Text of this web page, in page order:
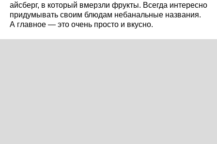
айсберг, в который вмерзли фрукты. Всегда интересно
придумывать своим блюдам небанальные названия.
А главное — это очень просто и вкусно.